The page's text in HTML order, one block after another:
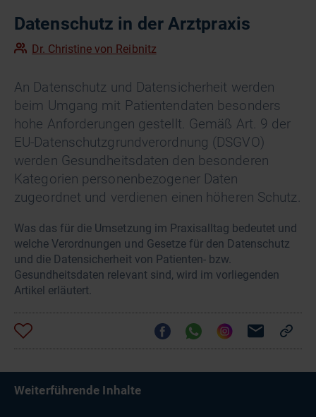
Datenschutz in der Arztpraxis
Dr. Christine von Reibnitz
An Datenschutz und Datensicherheit werden
beim Umgang mit Patientendaten besonders
hohe Anforderungen gestellt. Gemäß Art. 9 der
EU-Datenschutzgrundverordnung (DSGVO)
werden Gesundheitsdaten den besonderen
Kategorien personenbezogener Daten
zugeordnet und verdienen einen höheren Schutz.
Was das für die Umsetzung im Praxisalltag bedeutet und
welche Verordnungen und Gesetze für den Datenschutz
und die Datensicherheit von Patienten- bzw.
Gesundheitsdaten relevant sind, wird im vorliegenden
Artikel erläutert.
Weiterführende Inhalte